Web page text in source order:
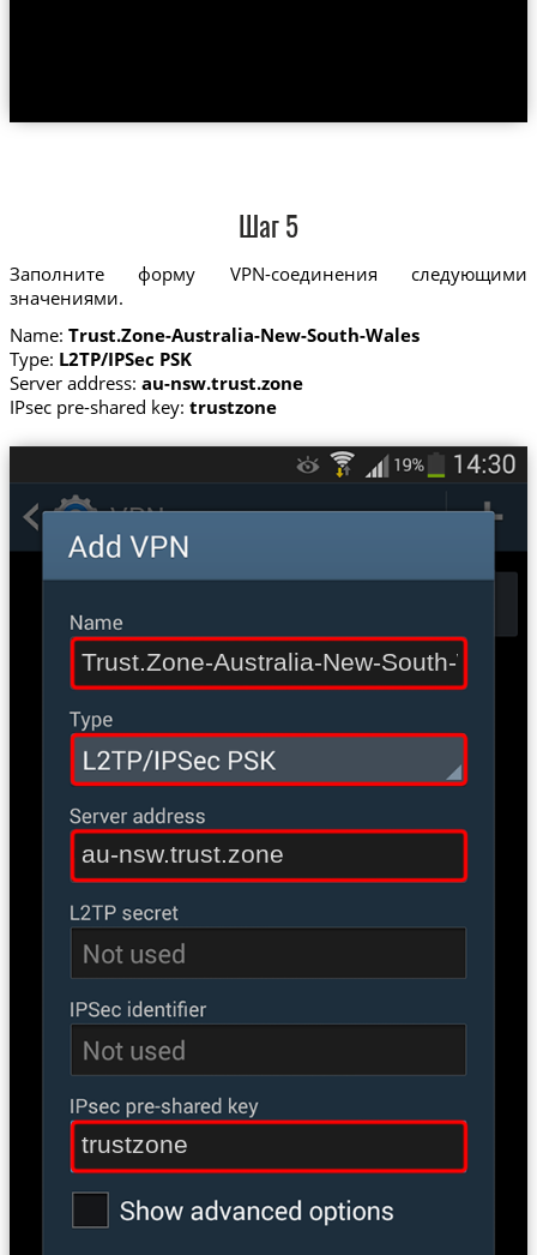
Шаг 5
Заполните форму VPN-соединения следующими
значениями.
Name: Trust.Zone-Australia-New-South-Wales
Type: L2TP/IPSec PSK
Server address: au-nsw.trust.zone
IPsec pre-shared key: trustzone
Trust.Zone-Australia-New-South-Wales
au-nsw.trust.zone
trustzone